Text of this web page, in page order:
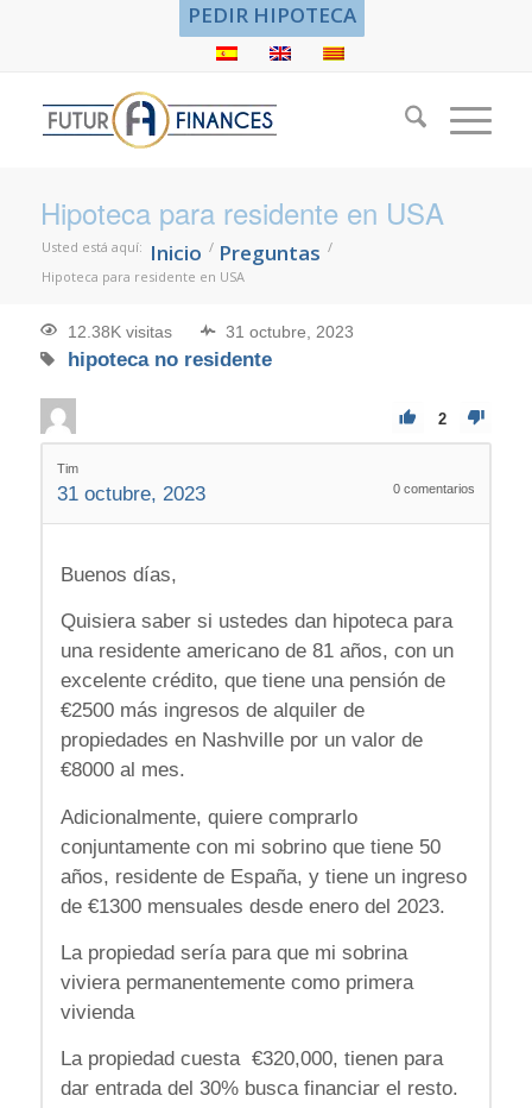
PEDIR HIPOTECA
Hipoteca para residente en USA
Usted está aquí: Inicio / Preguntas /
Hipoteca para residente en USA
12.38K visitas 31 octubre, 2023
hipoteca no residente
2
Tim
31 octubre, 2023 0 comentarios
Buenos días,
Quisiera saber si ustedes dan hipoteca para
una residente americano de 81 años, con un
excelente crédito, que tiene una pensión de
€2500 más ingresos de alquiler de
propiedades en Nashville por un valor de
€8000 al mes.
Adicionalmente, quiere comprarlo
conjuntamente con mi sobrino que tiene 50
años, residente de España, y tiene un ingreso
de €1300 mensuales desde enero del 2023.
La propiedad sería para que mi sobrina
viviera permanentemente como primera
vivienda
La propiedad cuesta €320,000, tienen para
dar entrada del 30% busca financiar el resto.